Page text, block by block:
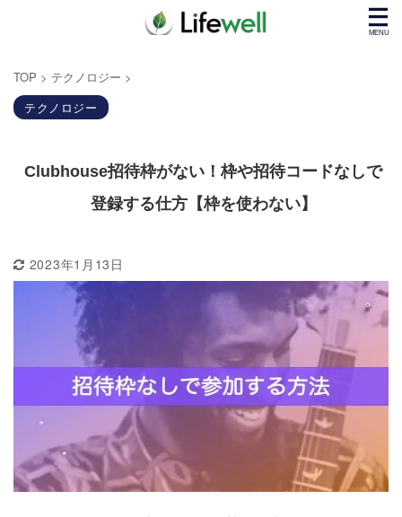
TOP > テクノロジー >
テクノロジー
Clubhouse招待枠がない！枠や招待コードなしで
登録する仕方【枠を使わない】
2023年1月13日